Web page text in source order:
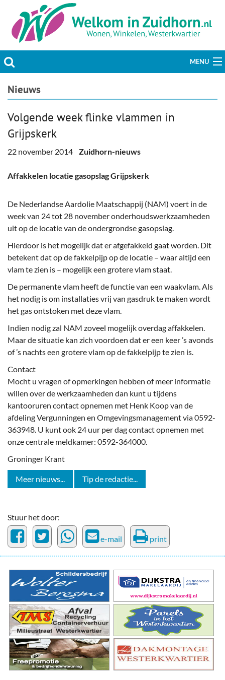
MENU
Actueel
Welzijn & Maatschappij
Bedrijven
Prikbord & Aanbiedingen
Plaats bericht
Nieuws
Volgende week flinke vlammen in
Grijpskerk
22 november 2014 Zuidhorn-nieuws
Affakkelen locatie gasopslag Grijpskerk
De Nederlandse Aardolie Maatschappij (NAM) voert in de
week van 24 tot 28 november onderhoudswerkzaamheden
uit op de locatie van de ondergrondse gasopslag.
Hierdoor is het mogelijk dat er afgefakkeld gaat worden. Dit
betekent dat op de fakkelpijp op de locatie – waar altijd een
vlam te zien is – mogelijk een grotere vlam staat.
De permanente vlam heeft de functie van een waakvlam. Als
het nodig is om installaties vrij van gasdruk te maken wordt
het gas ontstoken met deze vlam.
Indien nodig zal NAM zoveel mogelijk overdag affakkelen.
Maar de situatie kan zich voordoen dat er een keer ’s avonds
of ’s nachts een grotere vlam op de fakkelpijp te zien is.
Contact
Mocht u vragen of opmerkingen hebben of meer informatie
willen over de werkzaamheden dan kunt u tijdens
kantooruren contact opnemen met Henk Koop van de
afdeling Vergunningen en Omgevingsmanagement via 0592-
363948. U kunt ook 24 uur per dag contact opnemen met
onze centrale meldkamer: 0592-364000.
Groninger Krant
Meer nieuws... Tip de redactie...
Stuur het door:
e-mail print